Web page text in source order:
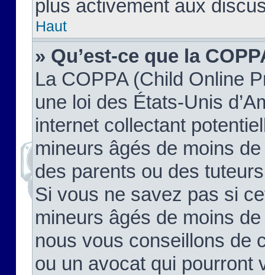
plus activement aux
Haut
» Qu’est-ce que la
La COPPA (Child Online
une loi des États-Unis
internet collectant
mineurs âgés de moins
des parents ou des
Si vous ne savez pas si
mineurs âgés de moins
nous vous conseillons de
ou un avocat qui pourront